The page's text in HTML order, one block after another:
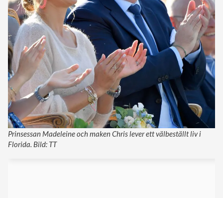
Prinsessan Madeleine och maken Chris lever ett välbeställt liv i
Florida. Bild: TT